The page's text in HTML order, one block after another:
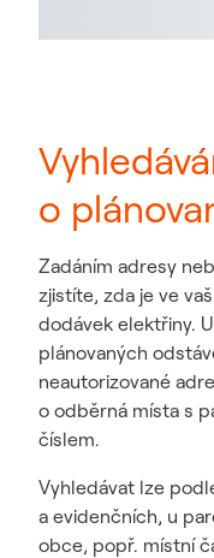
o
Zadáním adresy
zjistíte, zda je ve
dodávek elektřiny.
plánovaných
neautorizované
o odběrná místa s
číslem.
Vyhledávat lze
a evidenčních, u
obce, popř. místní